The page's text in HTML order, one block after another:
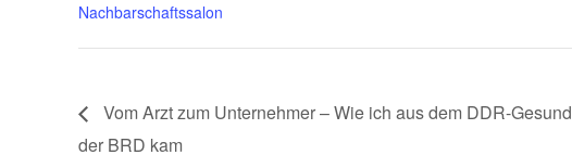
Nachbarschaftssalon
Vom Arzt zum Unternehmer – Wie ich aus dem DDR-
der BRD kam